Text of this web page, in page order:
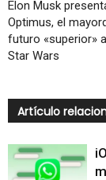
Elon Musk
Optimus, el
futuro «superior»
Star Wars
Artículo